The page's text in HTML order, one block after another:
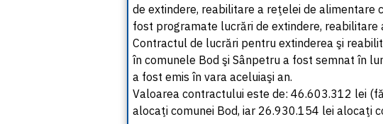
de extindere, reabilitare a reţelei de alimentare
fost programate lucrări de extindere, reabilitare
Contractul de lucrări pentru extinderea şi
în comunele Bod şi Sânpetru a fost semnat în
a fost emis în vara aceluiaşi an.
Valoarea contractului este de: 46.603.312 lei
alocaţi comunei Bod, iar 26.930.154 lei alocaţi